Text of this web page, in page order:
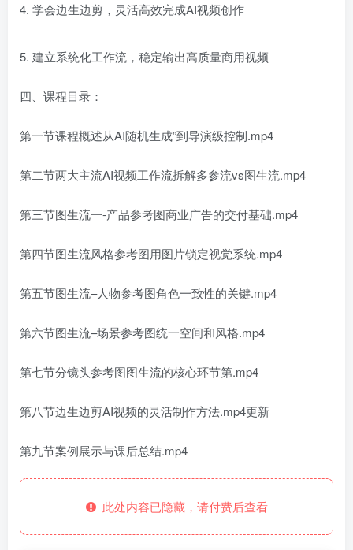
4. 学会边生边剪，灵活高效完成AI视频创作
5. 建立系统化工作流，稳定输出高质量商用视频
四、课程目录：
第一节课程概述从AI随机生成”到导演级控制.mp4
第二节两大主流AI视频工作流拆解多参流vs图生流.mp4
第三节图生流一-产品参考图商业广告的交付基础.mp4
第四节图生流风格参考图用图片锁定视觉系统.mp4
第五节图生流–人物参考图角色一致性的关键.mp4
第六节图生流–场景参考图统一空间和风格.mp4
第七节分镜头参考图图生流的核心环节第.mp4
第八节边生边剪AI视频的灵活制作方法.mp4更新
第九节案例展示与课后总结.mp4
此处内容已隐藏，请付费后查看